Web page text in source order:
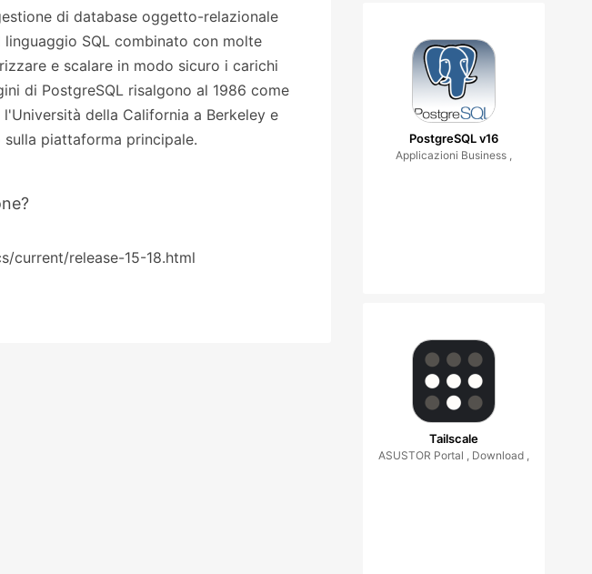
di database oggetto-relazionale
SQL combinato con molte
e scalare in modo sicuro i carichi
di PostgreSQL risalgono al 1986 come
della California a Berkeley e
piattaforma principale.
current/release-15-18.html
PostgreSQL v16
Applicazioni Business ,
Tailscale
ASUSTOR Portal , Download ,